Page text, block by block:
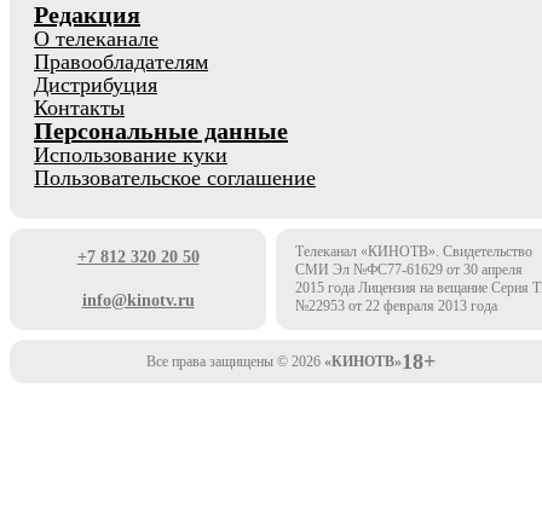
Редакция
О телеканале
Правообладателям
Дистрибуция
Контакты
Персональные данные
Использование куки
Пользовательское соглашение
+7 812 320 20 50
info@kinotv.ru
Телеканал «КИНОТВ». Свидетельство
СМИ Эл №ФС77-61629 от 30 апреля
2015 года Лицензия на вещание Серия
№22953 от 22 февраля 2013 года
Все права защищены © 2026 «КИНОТВ»18+